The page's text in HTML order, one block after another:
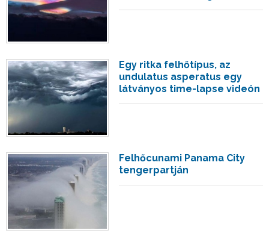
Egy ritka felhőtípus, az
undulatus asperatus egy
látványos time-lapse videón
Felhőcunami Panama City
tengerpartján